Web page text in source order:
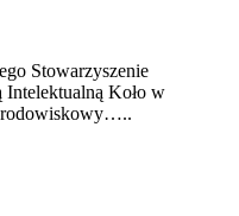
Stowarzyszenie
Intelektualną Koło w